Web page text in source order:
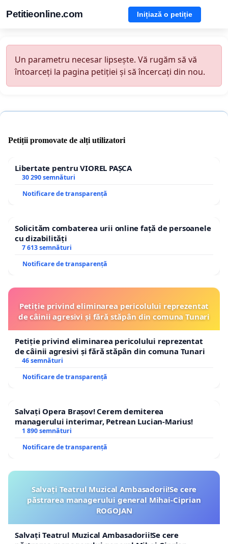
Petitieonline.com Inițiază o petiție
Un parametru necesar lipsește. Vă rugăm să vă
întoarceți la pagina petiției și să încercați din nou.
Petiții promovate de alți utilizatori
Libertate pentru VIOREL PAȘCA
30 290 semnături
Notificare de transparență
Solicităm combaterea urii online față de persoanele
cu dizabilități
7 613 semnături
Notificare de transparență
Petiție privind eliminarea pericolului reprezentat
de câinii agresivi și fără stăpân din comuna Tunari
Petiție privind eliminarea pericolului reprezentat
de câinii agresivi și fără stăpân din comuna Tunari
46 semnături
Notificare de transparență
Salvați Opera Brașov! Cerem demiterea
managerului interimar, Petrean Lucian-Marius!
1 890 semnături
Notificare de transparență
Salvați Teatrul Muzical Ambasadorii!Se cere
păstrarea managerului general Mihai-Ciprian
ROGOJAN
Salvați Teatrul Muzical Ambasadorii!Se cere